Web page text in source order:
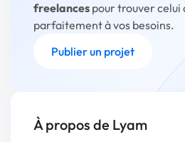
freelances pour trouver celui
parfaitement à vos besoins.
Publier un projet
À propos de Lyam